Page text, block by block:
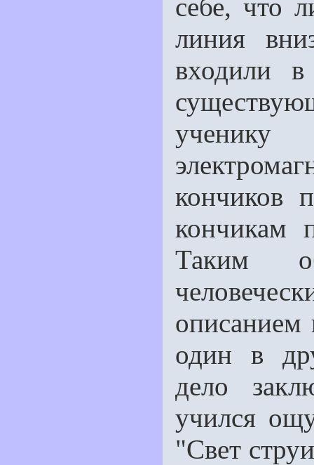
себе, что
линия
входили в
ученику
кончиков
кончикам
Таким
описанием
один в
дело
учился
"Свет